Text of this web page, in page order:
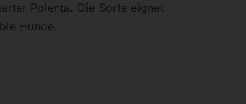
Polenta. Die Sorte eignet
Hunde.